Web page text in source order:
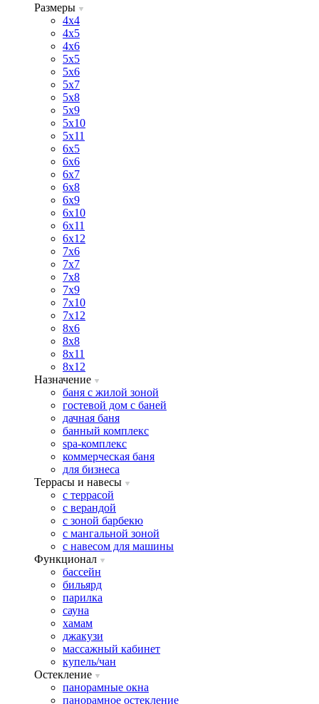
Размеры
4х4
4х5
4х6
5х5
5х6
5х7
5х8
5х9
5х10
5х11
6х5
6х6
6х7
6х8
6х9
6х10
6х11
6х12
7х6
7х7
7х8
7х9
7х10
7х12
8х6
8х8
8х11
8х12
Назначение
баня с жилой зоной
гостевой дом с баней
дачная баня
банный комплекс
spa-комплекс
коммерческая баня
для бизнеса
Террасы и навесы
с террасой
с верандой
с зоной барбекю
с мангальной зоной
с навесом для машины
Функционал
бассейн
бильярд
парилка
сауна
хамам
джакузи
массажный кабинет
купель/чан
Остекление
панорамные окна
панорамное остекление